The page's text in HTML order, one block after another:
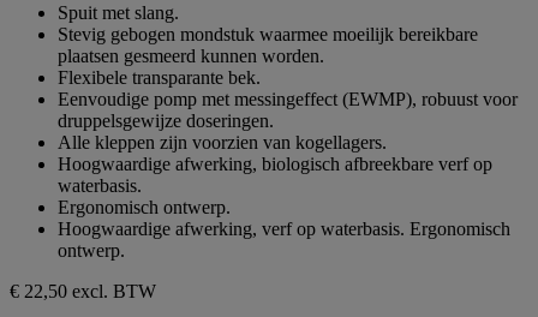
sterren.
Spuit met slang.
Stevig gebogen mondstuk waarmee moeilijk bereikbare
plaatsen gesmeerd kunnen worden.
Flexibele transparante bek.
Eenvoudige pomp met messingeffect (EWMP), robuust voor
druppelsgewijze doseringen.
Alle kleppen zijn voorzien van kogellagers.
Hoogwaardige afwerking, biologisch afbreekbare verf op
waterbasis.
Ergonomisch ontwerp.
Hoogwaardige afwerking, verf op waterbasis. Ergonomisch
ontwerp.
€ 22,50 excl. BTW